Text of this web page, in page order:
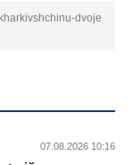
dvoje
07.08.2026 10:16